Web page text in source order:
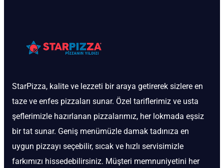
StarPizza, kalite ve lezzeti bir araya getirerek sizlere en
taze ve enfes pizzaları sunar. Özel tariflerimiz ve usta
şeflerimizle hazırlanan pizzalarımız, her lokmada eşsiz
bir tat sunar. Geniş menümüzle damak tadınıza en
uygun pizzayı seçebilir, sıcak ve hızlı servisimizle
farkımızı hissedebilirsiniz. Müşteri memnuniyetini her